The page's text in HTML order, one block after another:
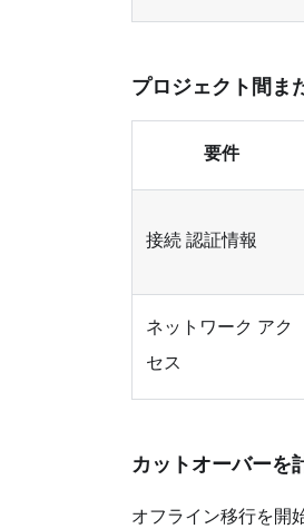
プロジェクト間ま
要件
接続 認証情報
ネットワーク アク
セス
カットオーバーを
オフライン移行を開